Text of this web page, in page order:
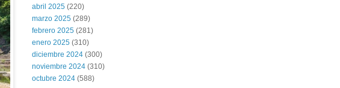
abril 2025 (220)
marzo 2025 (289)
febrero 2025 (281)
enero 2025 (310)
diciembre 2024 (300)
noviembre 2024 (310)
octubre 2024 (588)